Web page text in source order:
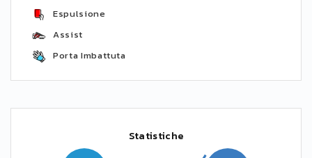
Espulsione
Assist
Porta Imbattuta
Statistiche